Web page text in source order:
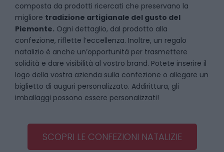
composta da prodotti ricercati che preservano la
migliore tradizione artigianale del gusto del
Piemonte. Ogni dettaglio, dal prodotto alla
confezione, riflette l’eccellenza. Inoltre, un regalo
natalizio è anche un’opportunità per trasmettere
solidità e dare visibilità al vostro brand. Potete inserire il
logo della vostra azienda sulla confezione o allegare un
biglietto di auguri personalizzato. Addirittura, gli
imballaggi possono essere personalizzati!
SCOPRI LE CONFEZIONI NATALIZIE